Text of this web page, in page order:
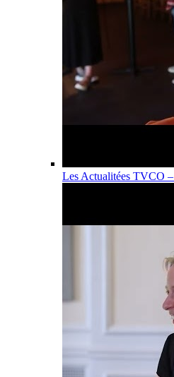
Les Actualitées TVCO